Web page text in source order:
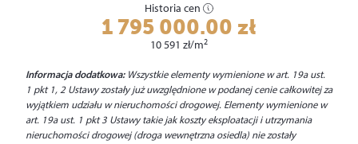
Historia cen
1 795 000.00 zł
10 591 zł/m2
Informacja dodatkowa:Wszystkie elementy wymienione w art. 19a ust.
1 pkt 1, 2 Ustawy zostały już uwzględnione w podanej cenie całkowitej za
wyjątkiem udziału w nieruchomości drogowej. Elementy wymienione w
art. 19a ust. 1 pkt 3 Ustawy takie jak koszty eksploatacji i utrzymania
nieruchomości drogowej (droga wewnętrzna osiedla) nie zostały